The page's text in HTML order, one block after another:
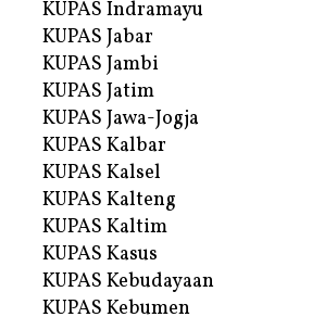
KUPAS Indramayu
KUPAS Jabar
KUPAS Jambi
KUPAS Jatim
KUPAS Jawa-Jogja
KUPAS Kalbar
KUPAS Kalsel
KUPAS Kalteng
KUPAS Kaltim
KUPAS Kasus
KUPAS Kebudayaan
KUPAS Kebumen